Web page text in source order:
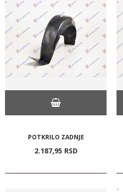
POTKRILO ZADNJE
2.187,95 RSD